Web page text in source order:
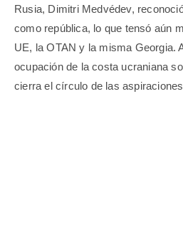
Rusia, Dimitri Medvédev,
como república, lo que tensó aún
UE, la OTAN y la misma Georgia.
ocupación de la costa ucraniana
cierra el círculo de las